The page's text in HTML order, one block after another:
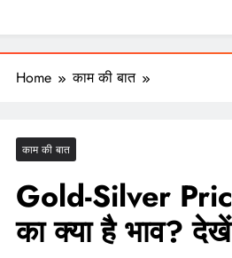
Home काम की बात
काम की बात
Gold-Silver
का क्या है भाव?